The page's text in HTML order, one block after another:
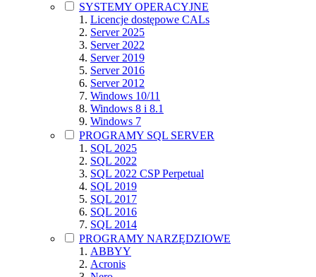
SYSTEMY OPERACYJNE
Licencje dostępowe CALs
Server 2025
Server 2022
Server 2019
Server 2016
Server 2012
Windows 10/11
Windows 8 i 8.1
Windows 7
PROGRAMY SQL SERVER
SQL 2025
SQL 2022
SQL 2022 CSP Perpetual
SQL 2019
SQL 2017
SQL 2016
SQL 2014
PROGRAMY NARZĘDZIOWE
ABBYY
Acronis